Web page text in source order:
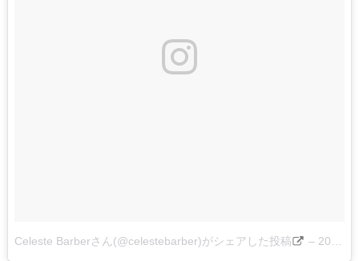
Celeste Barberさん(@celestebarber)がシェアした投稿 – 2017 6月 23 6:01午後 PDT